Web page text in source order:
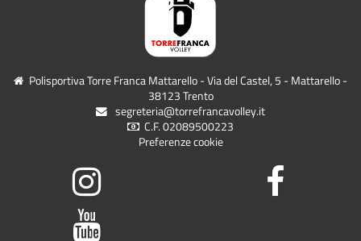
Polisportiva Torre Franca Mattarello - Via del Castel, 5 - Mattarello -
38123 Trento
segreteria@torrefrancavolley.it
C.F. 02089500223
Preferenze cookie